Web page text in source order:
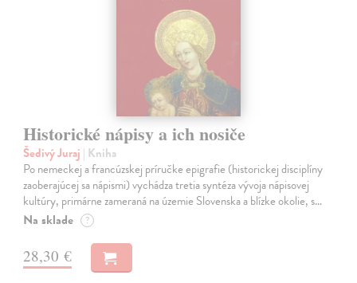
Historické nápisy a ich nosiče
Šedivý Juraj | Kniha
Po nemeckej a francúzskej príručke epigrafie (historickej disciplíny
zaoberajúcej sa nápismi) vychádza tretia syntéza vývoja nápisovej
kultúry, primárne zameraná na územie Slovenska a blízke okolie, s…
Na sklade ?
28,30 €